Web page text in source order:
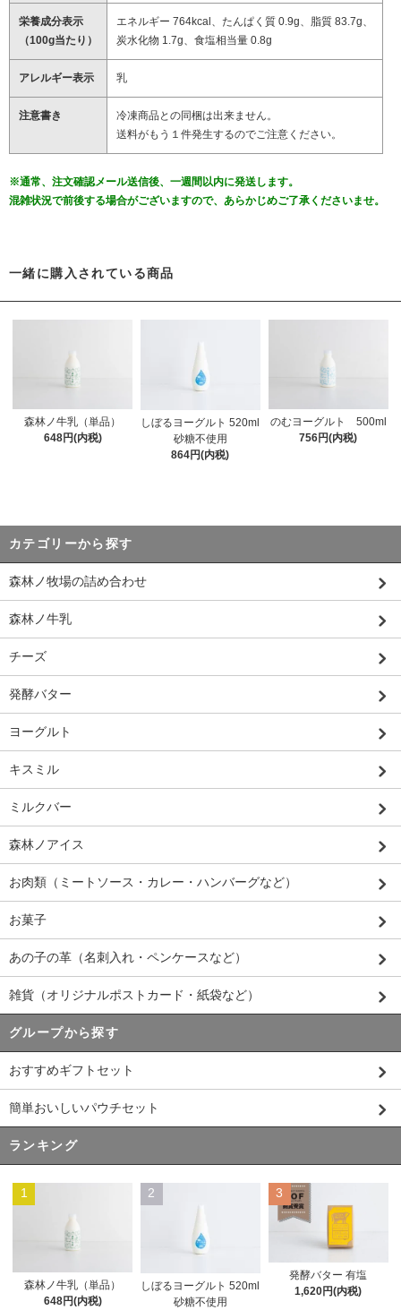
栄養成分表示
（100g当たり）
エネルギー 764kcal、たんぱく質 0.9g、脂質 83.7g、
炭水化物 1.7g、食塩相当量 0.8g
アレルギー表示 乳
注意書き
冷凍商品との同梱は出来ません。
送料がもう１件発生するのでご注意ください。
※通常、注文確認メール送信後、一週間以内に発送します。
混雑状況で前後する場合がございますので、あらかじめご了承くださいませ。
一緒に購入されている商品
森林ノ牛乳（単品）
648円(内税)
しぼるヨーグルト 520ml
砂糖不使用
864円(内税)
のむヨーグルト 500ml
756円(内税)
カテゴリーから探す
森林ノ牧場の詰め合わせ
森林ノ牛乳
チーズ
発酵バター
ヨーグルト
キスミル
ミルクバー
森林ノアイス
お肉類（ミートソース・カレー・ハンバーグなど）
お菓子
あの子の革（名刺入れ・ペンケースなど）
雑貨（オリジナルポストカード・紙袋など）
グループから探す
おすすめギフトセット
簡単おいしいパウチセット
ランキング
1
森林ノ牛乳（単品）
648円(内税)
2
しぼるヨーグルト 520ml
砂糖不使用
3
発酵バター 有塩
1,620円(内税)